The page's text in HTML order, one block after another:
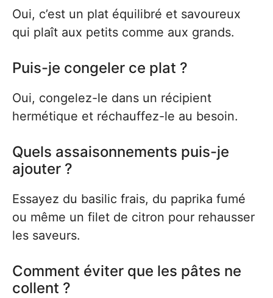
Oui, c’est un plat équilibré et savoureux
qui plaît aux petits comme aux grands.
Puis-je congeler ce plat ?
Oui, congelez-le dans un récipient
hermétique et réchauffez-le au besoin.
Quels assaisonnements puis-je
ajouter ?
Essayez du basilic frais, du paprika fumé
ou même un filet de citron pour rehausser
les saveurs.
Comment éviter que les pâtes ne
collent ?